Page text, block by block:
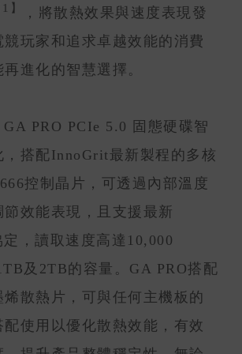
1】
，將散熱效果與速度表現發
玩家和追求卓越效能的消費
進化的智慧選擇。
PRO PCIe 5.0 固態硬碟智
，搭配InnoGrit最新製程的多核
控制晶片，可透過內部溫度
效能表現，且支援最新
，讀取速度高達10,000
及2TB的容量。GA PRO搭配
散熱片，可與任何主機板的
配使用以優化散熱效能，有效